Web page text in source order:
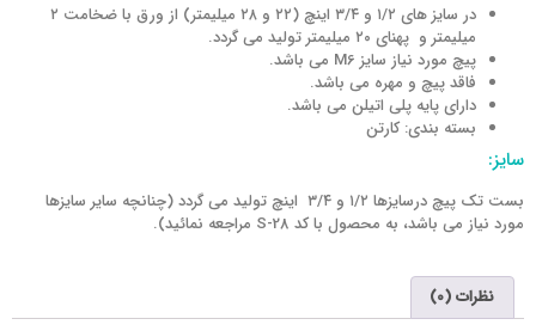
در سایز های ۱/۲ و ۳/۴ اینچ (۲۲ و ۲۸ میلیمتر) از ورق با ضخامت ۲
میلیمتر و پهنای ۲۰ میلیمتر تولید می گردد.
پیچ مورد نیاز سایز M6 می باشد.
فاقد پیچ و مهره می باشد.
دارای پایه پلی اتیلن می باشد.
بسته بندی: کارتن
سایز:
بست تک پیچ درسایزها ۱/۲ و ۳/۴ اینچ تولید می گردد (چنانچه سایر سایزها
مورد نیاز می باشد، به محصول با کد S-28 مراجعه نمائید).
نظرات (0)